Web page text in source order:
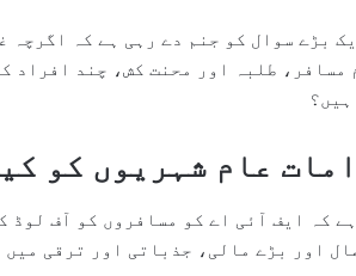
بڑے سوال کو جنم دے رہی ہے کہ اگرچہ
مسافر، طلبہ اور محنت کش، چند افراد
عام شہریوں کو
کہ ایف آئی اے کو مسافروں کو آف لوڈ
اور بڑے مالی، جذباتی اور ترقی